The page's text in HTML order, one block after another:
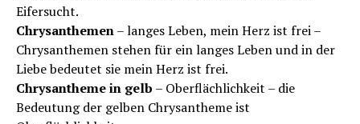
Eifersucht.
Chrysanthemen– langes Leben, mein Herz ist frei –
Chrysanthemen stehen für ein langes Leben und in der
Liebe bedeutet sie mein Herz ist frei.
Chrysantheme in gelb – Oberflächlichkeit – die
Bedeutung der gelben Chrysantheme ist